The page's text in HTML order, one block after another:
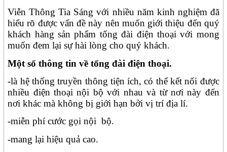
Viễn Thông Tia Sáng với nhiều năm kinh nghiệm đã
hiểu rõ được vấn đề này nên muốn giới thiệu đến quý
khách hàng sản phẩm tổng đài điện thoại với mong
muốn đem lại sự hài lòng cho quý khách.
Một số thông tin về tổng đài điện thoại.
-là hệ thống truyền thông tiện ích, có thể kết nối được
nhiều điện thoại nội bộ với nhau và từ nơi này đến
nơi khác mà không bị giới hạn bởi vị trí địa lí.
-miễn phí cước gọi nội bộ.
-mang lại hiệu quả cao.